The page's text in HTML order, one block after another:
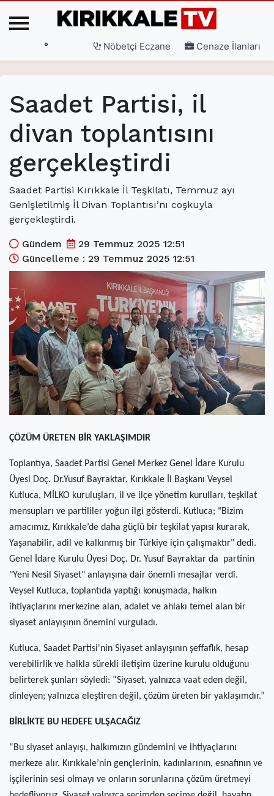
3. Sayfa(current)
Gündem (current)
Siyaset(current)
Ekonomi(current)
Sağlık(current)
Kültür Sanat (current)
Teknoloji(current)
Özel Haber(current)
Dünya(current)
Yerel(current)
° Nöbetçi Eczane Cenaze İlanları
Saadet Partisi, il
divan toplantısını
gerçekleştirdi
Saadet Partisi Kırıkkale İl Teşkilatı, Temmuz ayı
Genişletilmiş İl Divan Toplantısı’nı coşkuyla
gerçekleştirdi.
Gündem
29 Temmuz 2025 12:51
Güncelleme : 29 Temmuz 2025 12:51
ÇÖZÜM ÜRETEN BİR YAKLAŞIMDIR
Toplantıya, Saadet Partisi Genel Merkez Genel İdare Kurulu
Üyesi Doç. Dr.Yusuf Bayraktar, Kırıkkale İl Başkanı Veysel
Kutluca, MİLKO kuruluşları, il ve ilçe yönetim kurulları, teşkilat
mensupları ve partililer yoğun ilgi gösterdi. Kutluca; "Bizim
amacımız, Kırıkkale’de daha güçlü bir teşkilat yapısı kurarak,
Yaşanabilir, adil ve kalkınmış bir Türkiye için çalışmaktır" dedi.
Genel İdare Kurulu Üyesi Doç. Dr. Yusuf Bayraktar da partinin
"Yeni Nesil Siyaset" anlayışına dair önemli mesajlar verdi.
Veysel Kutluca, toplantıda yaptığı konuşmada, halkın
ihtiyaçlarını merkezine alan, adalet ve ahlakı temel alan bir
siyaset anlayışının önemini vurguladı.
Kutluca, Saadet Partisi'nin Siyaset anlayışının şeffaflık, hesap
verebilirlik ve halkla sürekli iletişim üzerine kurulu olduğunu
belirterek şunları söyledi: “Siyaset, yalnızca vaat eden değil,
dinleyen; yalnızca eleştiren değil, çözüm üreten bir yaklaşımdır.”
BİRLİKTE BU HEDEFE ULŞACAĞIZ
“Bu siyaset anlayışı, halkımızın gündemini ve ihtiyaçlarını
merkeze alır. Kırıkkale’nin gençlerinin, kadınlarının, esnafının ve
işçilerinin sesi olmayı ve onların sorunlarına çözüm üretmeyi